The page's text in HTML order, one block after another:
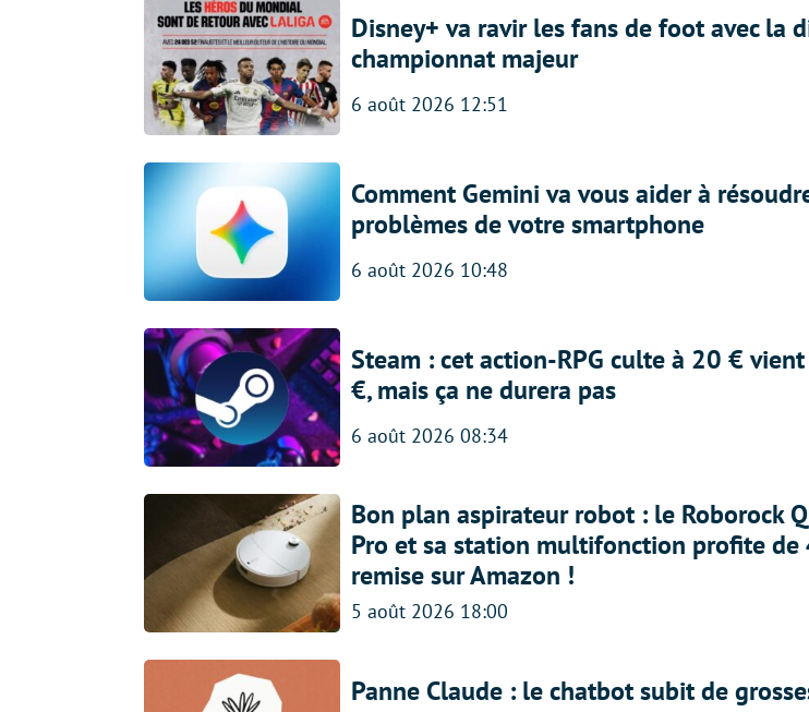
Disney+ va ravir les fans de foot avec la
championnat majeur
6 août 2026 12:51
Comment Gemini va vous aider à
problèmes de votre smartphone
6 août 2026 10:48
Steam : cet action-RPG culte à 20 €
€, mais ça ne durera pas
6 août 2026 08:34
Bon plan aspirateur robot : le Roborock
Pro et sa station multifonction profite de
remise sur Amazon !
5 août 2026 18:00
Panne Claude : le chatbot subit de